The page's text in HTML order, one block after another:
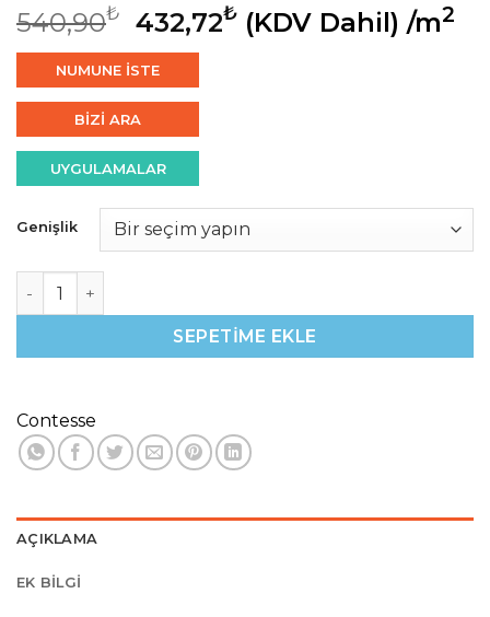
540,90₺ 432,72₺ (KDV Dahil) /m2
NUMUNE İSTE
BİZİ ARA
UYGULAMALAR
Genişlik
30mm Luxury 1540 gr Yeşil Otlu adet
SEPETIME EKLE
Contesse
AÇIKLAMA
EK BILGI